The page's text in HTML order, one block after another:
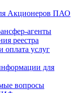
Акционеров ПАО
агенты
реестра
оплата услуг
для
вопросы